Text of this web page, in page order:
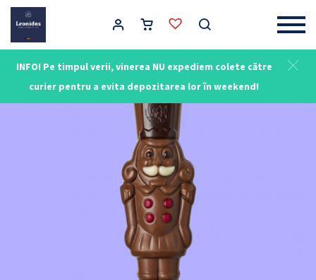
INFO! Pe timpul verii, vinerea NU expediem colete către
curier pentru a evita depozitarea lor în weekend!
Main Navigation